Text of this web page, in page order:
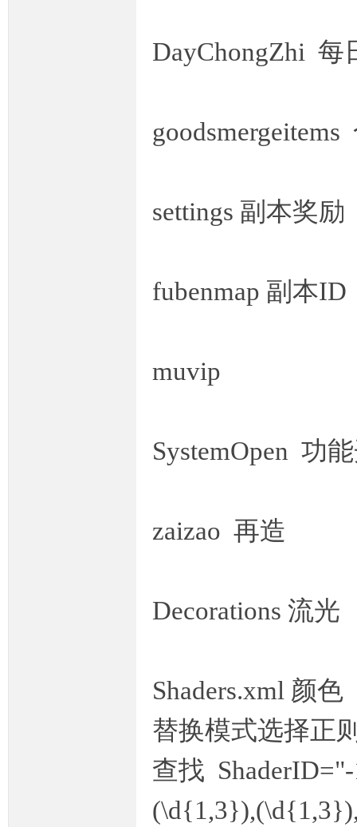
DayChongZhi 每
goodsmergeitems
settings 副本奖励
fubenmap 副本ID
muvip
SystemOpen 功
zaizao 再造
Decorations 流光
Shaders.xml 颜色
替换模式选择正
查找